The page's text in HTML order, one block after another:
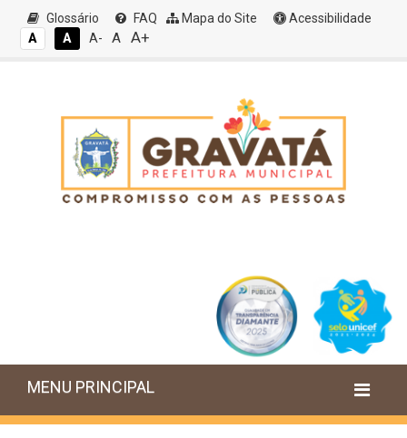
Glossário FAQ Mapa do Site
Acessibilidade
A
A A- A A+
MENU PRINCIPAL